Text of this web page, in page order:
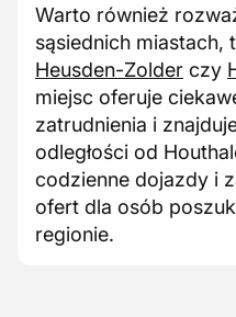
Warto również
sąsiednich miastach,
Heusden-Zolder czy
miejsc oferuje
zatrudnienia i
odległości od
codzienne dojazdy i
ofert dla osób
regionie.